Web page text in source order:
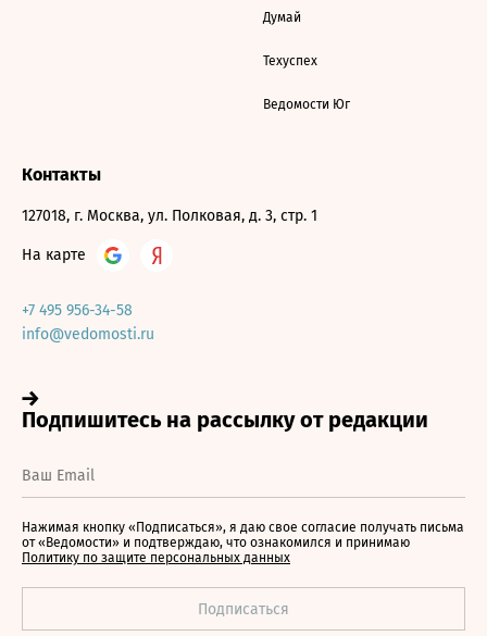
Думай
Техуспех
Ведомости Юг
Контакты
127018, г. Москва, ул. Полковая, д. 3, стр. 1
На карте
+7 495 956-34-58
info@vedomosti.ru
Нажимая кнопку «Подписаться», я даю свое согласие получать письма
от «Ведомости» и подтверждаю, что ознакомился и принимаю
Политику по защите персональных данных